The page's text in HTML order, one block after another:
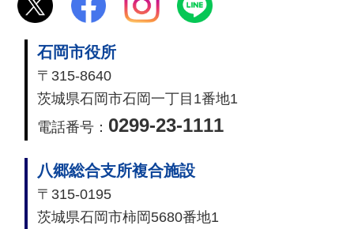
石岡市役所
〒315-8640
茨城県石岡市石岡一丁目1番地1
電話番号： 0299-23-1111
八郷総合支所複合施設
〒315-0195
茨城県石岡市柿岡5680番地1